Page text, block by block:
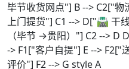
毕节收货网点"] B --> C2["物
上门提货"] C1 --> D["🛣️ 干
（毕节 →贵阳）"] C2 --> D
-> F1["客户自提"] E --> F2["
评价"] F2 --> G style A